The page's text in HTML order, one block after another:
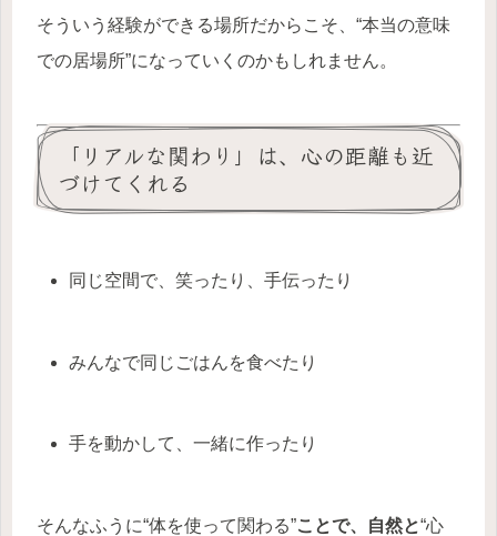
そういう経験ができる場所だからこそ、“本当の意味
での居場所”になっていくのかもしれません。
「リアルな関わり」は、心の距離も近
づけてくれる
同じ空間で、笑ったり、手伝ったり
みんなで同じごはんを食べたり
手を動かして、一緒に作ったり
そんなふうに“体を使って関わる”ことで、自然と“心